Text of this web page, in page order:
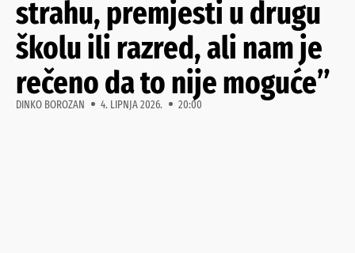
strahu, premjesti u drugu
školu ili razred, ali nam je
rečeno da to nije moguće”
DINKO BOROZAN 4. LIPNJA 2026. 20:00